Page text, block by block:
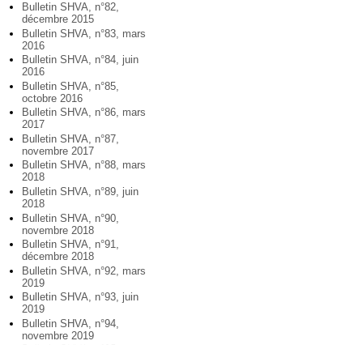
Bulletin SHVA, n°82,
décembre 2015
Bulletin SHVA, n°83, mars
2016
Bulletin SHVA, n°84, juin
2016
Bulletin SHVA, n°85,
octobre 2016
Bulletin SHVA, n°86, mars
2017
Bulletin SHVA, n°87,
novembre 2017
Bulletin SHVA, n°88, mars
2018
Bulletin SHVA, n°89, juin
2018
Bulletin SHVA, n°90,
novembre 2018
Bulletin SHVA, n°91,
décembre 2018
Bulletin SHVA, n°92, mars
2019
Bulletin SHVA, n°93, juin
2019
Bulletin SHVA, n°94,
novembre 2019